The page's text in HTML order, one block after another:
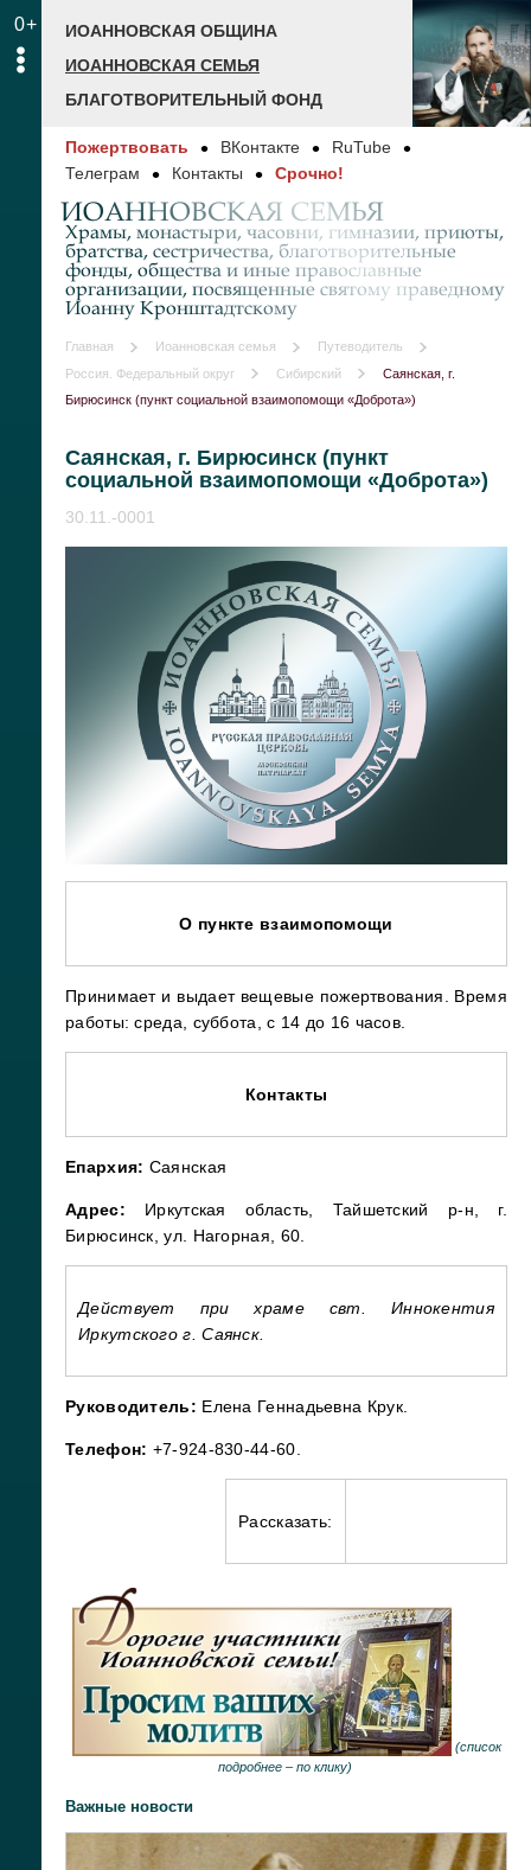
0+
ИОАННОВСКАЯ ОБЩИНА
ИОАННОВСКАЯ СЕМЬЯ
БЛАГОТВОРИТЕЛЬНЫЙ ФОНД
Пожертвовать ВКонтакте
RuTube
Телеграм
Контакты Срочно!
ИОАННОВСКАЯ СЕМЬЯ
Храмы, монастыри, часовни, гимназии, приюты,
братства, сестричества, благотворительные
фонды, общества и иные православные
организации, посвященные святому праведному
Иоанну Кронштадтскому
Главная Иоанновская семья
Путеводитель
Россия. Федеральный округ
Сибирский
Саянская, г.
Бирюсинск (пункт социальной взаимопомощи «Доброта»)
Саянская, г. Бирюсинск (пункт
социальной взаимопомощи «Доброта»)
30.11.-0001
О пункте взаимопомощи
Принимает и выдает вещевые пожертвования. Время
работы: среда, суббота, с 14 до 16 часов.
Контакты
Епархия: Саянская
Адрес: Иркутская область, Тайшетский р-н, г.
Бирюсинск, ул. Нагорная, 60.
Действует при храме свт. Иннокентия
Иркутского г. Саянск.
Руководитель: Елена Геннадьевна Крук.
Телефон: +7-924-830-44-60.
Рассказать:
(список
подробнее – по клику)
Важные новости